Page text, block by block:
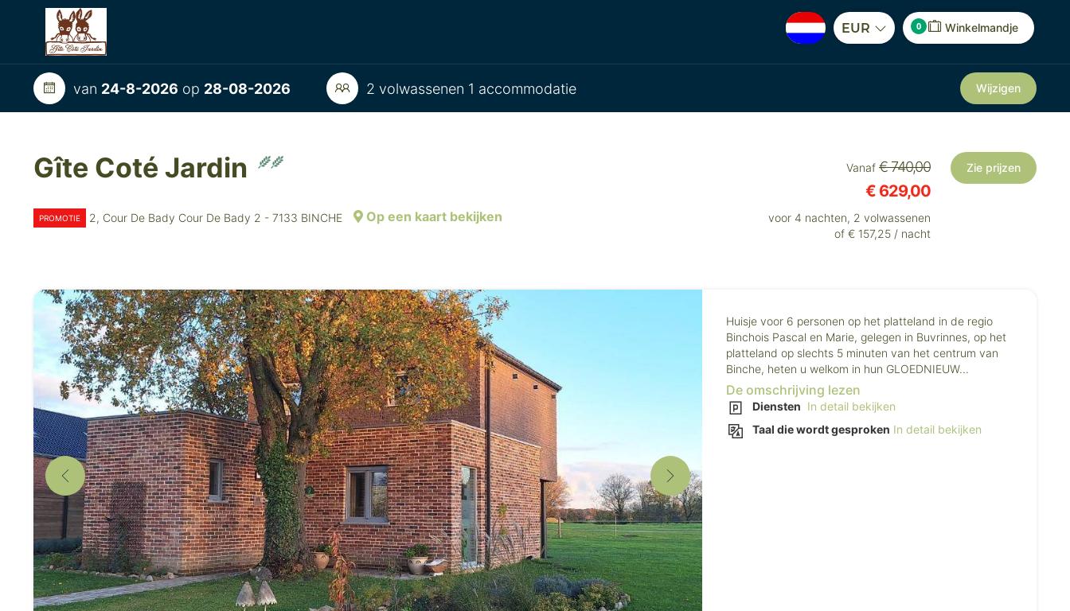
EUR 0 Winkelmandje
van 24-8-2026 op 28-08-2026 2 volwassenen 1 accommodatie Wijzigen
Gîte Coté Jardin
PROMOTIE 2, Cour De Bady Cour De Bady 2 - 7133 BINCHE Op een kaart bekijken
Vanaf € 740,00
€ 629,00
voor 4 nachten, 2 volwassenen
of € 157,25 / nacht
Zie prijzen
Huisje voor 6 personen op het platteland in de regio
Binchois Pascal en Marie, gelegen in Buvrinnes, op het
platteland op slechts 5 minuten van het centrum van
Binche, heten u welkom in hun GLOEDNIEUW...
De omschrijving lezen
Diensten In detail bekijken
Taal die wordt gesproken In detail bekijken